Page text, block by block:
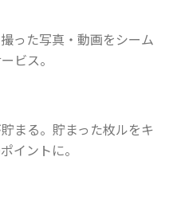
った写真・動画をシーム
ビス。
まる。貯まった枚ルをキ
イントに。